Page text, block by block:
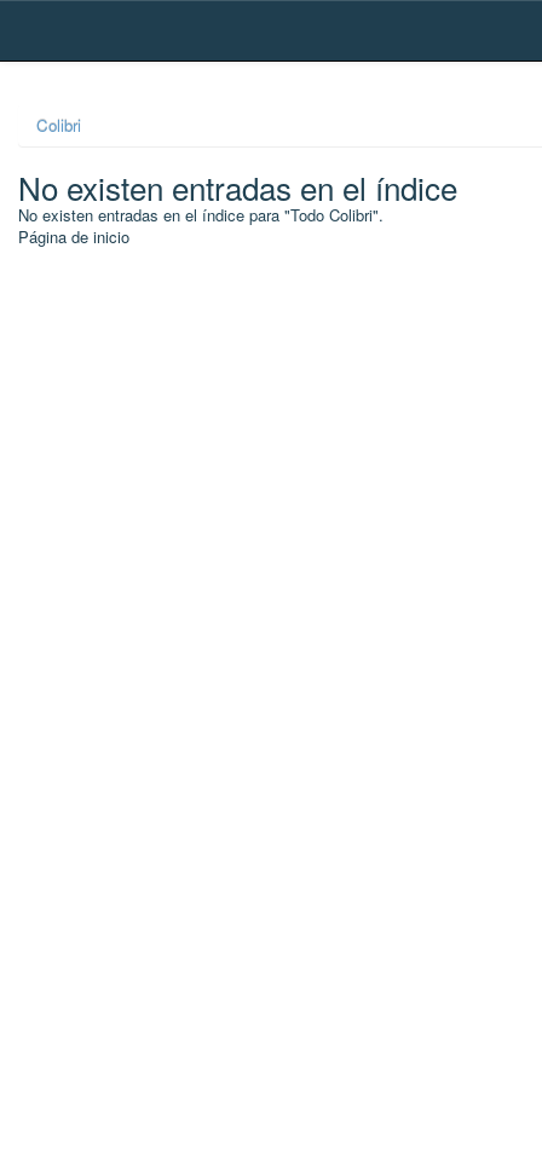
Skip
Colibri
No existen entradas en el índice
No existen entradas en el índice para "Todo Colibri".
Página de inicio